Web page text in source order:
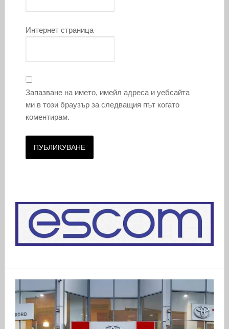
Интернет страница
Запазване на името, имейл адреса и уебсайта
ми в този браузър за следващия път когато
коментирам.